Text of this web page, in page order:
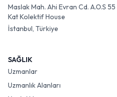
Maslak Mah. Ahi Evran Cd. A.O.S
Kat Kolektif House
İstanbul, Türkiye
SAĞLIK
Uzmanlar
Uzmanlık Alanları